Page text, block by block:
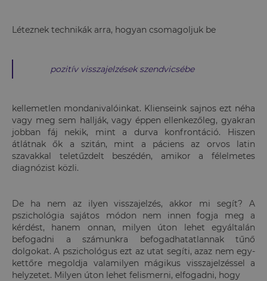
Léteznek technikák arra, hogyan csomagoljuk be
pozitív visszajelzések szendvicsébe
kellemetlen mondanivalóinkat. Klienseink sajnos ezt néha
vagy meg sem hallják, vagy éppen ellenkezőleg, gyakran
jobban fáj nekik, mint a durva konfrontáció. Hiszen
átlátnak ők a szitán, mint a páciens az orvos latin
szavakkal teletűzdelt beszédén, amikor a félelmetes
diagnózist közli.
De ha nem az ilyen visszajelzés, akkor mi segít? A
pszichológia sajátos módon nem innen fogja meg a
kérdést, hanem onnan, milyen úton lehet egyáltalán
befogadni a számunkra befogadhatatlannak tűnő
dolgokat. A pszichológus ezt az utat segíti, azaz nem egy-
kettőre megoldja valamilyen mágikus visszajelzéssel a
helyzetet. Milyen úton lehet felismerni, elfogadni, hogy